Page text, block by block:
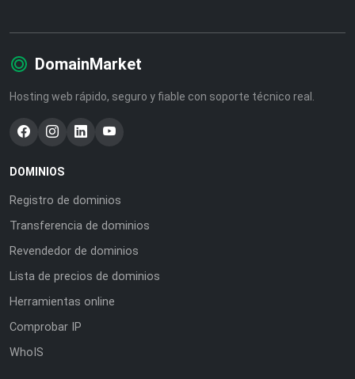
DomainMarket
Hosting web rápido, seguro y fiable con soporte técnico real.
DOMINIOS
Registro de dominios
Transferencia de dominios
Revendedor de dominios
Lista de precios de dominios
Herramientas online
Comprobar IP
WhoIS